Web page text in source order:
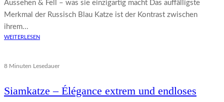
Aussehen & Fell – was sie einzigartig macht Das auffälligste
Merkmal der Russisch Blau Katze ist der Kontrast zwischen
ihrem...
WEITERLESEN
8 Minuten Lesedauer
Siamkatze – Élégance extrem und endloses